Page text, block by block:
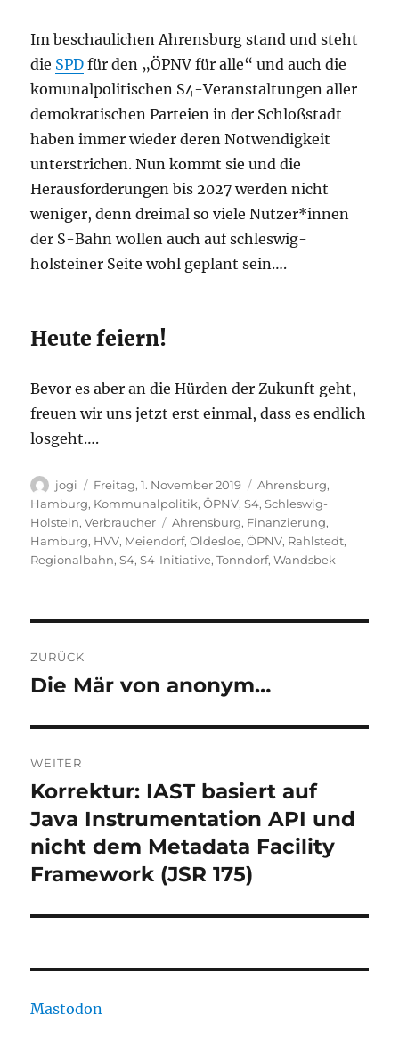
Im beschaulichen Ahrensburg stand und steht
die SPD für den „ÖPNV für alle“ und auch die
komunalpolitischen S4-Veranstaltungen aller
demokratischen Parteien in der Schloßstadt
haben immer wieder deren Notwendigkeit
unterstrichen. Nun kommt sie und die
Herausforderungen bis 2027 werden nicht
weniger, denn dreimal so viele Nutzer*innen
der S-Bahn wollen auch auf schleswig-
holsteiner Seite wohl geplant sein….
Heute feiern!
Bevor es aber an die Hürden der Zukunft geht,
freuen wir uns jetzt erst einmal, dass es endlich
losgeht….
Autor
jogi
Veröffentlicht
am
Freitag, 1. November 2019 Kategorien
Ahrensburg,
Hamburg, Kommunalpolitik,ÖPNV,S4,Schleswig-
Holstein,Verbraucher Schlagwörter
Ahrensburg, Finanzierung,
Hamburg, HVV, Meiendorf,Oldesloe,ÖPNV, Rahlstedt,
Regionalbahn,S4,S4-Initiative,Tonndorf,Wandsbek
ZURÜCK
Vorheriger
Die Mär von anonym…
WEITER
Nächster
Beitrag:
Korrektur: IAST basiert auf
Java Instrumentation API und
nicht dem Metadata Facility
Framework (JSR 175)
Mastodon